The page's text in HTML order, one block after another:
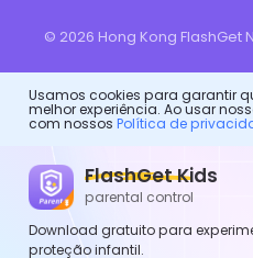
FlashGet Kids
parental control
Download gratuito para
proteção infantil.
© 2026 Hong Kong FlashGet
Usamos cookies para garantir
melhor experiência. Ao usar
com nossos Política de